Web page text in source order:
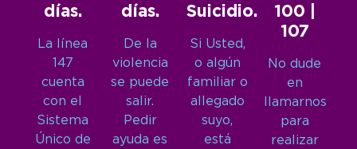
días.
La línea
147
cuenta
con el
Sistema
Único de
días.
De la
violencia
se puede
salir.
Pedir
ayuda es
Suicidio.
Si Usted,
o algún
familiar o
allegado
suyo,
está
100 |
107
No dude
en
llamarnos
para
realizar